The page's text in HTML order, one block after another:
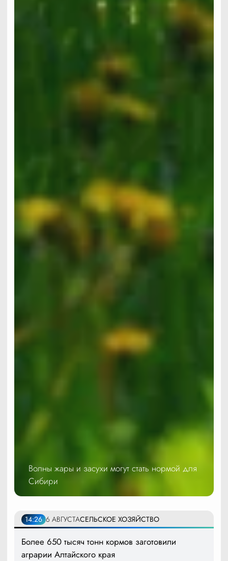
Волны жары и засухи могут стать нормой для
Сибири
14:26 6 АВГУСТАСЕЛЬСКОЕ ХОЗЯЙСТВО
Более 650 тысяч тонн кормов заготовили
аграрии Алтайского края